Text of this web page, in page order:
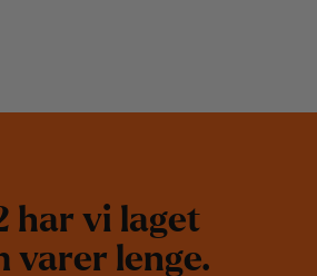
har vi laget
varer lenge.